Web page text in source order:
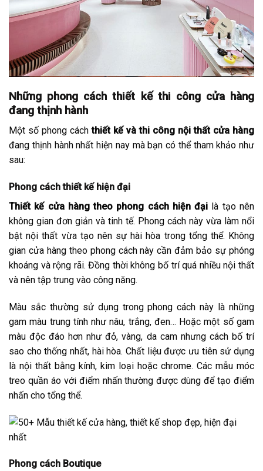
Những phong cách thiết kế thi công cửa hàng
đang thịnh hành
Một số phong cách thiết kế và thi công nội thất cửa hàng
đang thịnh hành nhất hiện nay mà bạn có thể tham khảo như
sau:
Phong cách thiết kế hiện đại
Thiết kế cửa hàng theo phong cách hiện đại là tạo nên
không gian đơn giản và tinh tế. Phong cách này vừa làm nổi
bật nội thất vừa tạo nên sự hài hòa trong tổng thể. Không
gian cửa hàng theo phong cách này cần đảm bảo sự phóng
khoáng và rộng rãi. Đồng thời không bố trí quá nhiều nội thất
và nên tập trung vào công năng.
Màu sắc thường sử dụng trong phong cách này là những
gam màu trung tính như nâu, trắng, đen… Hoặc một số gam
màu độc đáo hơn như đỏ, vàng, da cam nhưng cách bố trí
sao cho thống nhất, hài hòa. Chất liệu được ưu tiên sử dụng
là nội thất bằng kính, kim loại hoặc chrome. Các mẫu móc
treo quần áo với điểm nhấn thường được dùng để tạo điểm
nhấn cho tổng thể.
Phong cách Boutique